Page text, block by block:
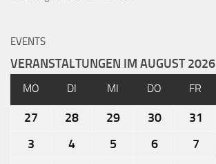
EVENTS
VERANSTALTUNGEN IM AUGUST 2026
MO DI MI DO FR
27 28 29 30 31
3
4 5 6 7